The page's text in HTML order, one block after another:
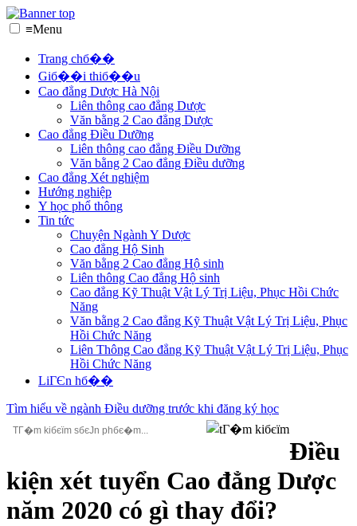
≡Menu
Trang chб��
Giб��i thiб��u
Cao đẳng Dược Hà Nội
Liên thông cao đẳng Dược
Văn bằng 2 Cao đẳng Dược
Cao đẳng Điều Dưỡng
Liên thông cao đẳng Điều Dưỡng
Văn bằng 2 Cao đẳng Điều dưỡng
Cao đẳng Xét nghiệm
Hướng nghiệp
Y học phổ thông
Tin tức
Chuyện Ngành Y Dược
Cao đẳng Hộ Sinh
Văn bằng 2 Cao đẳng Hộ sinh
Liên thông Cao đẳng Hộ sinh
Cao đẳng Kỹ Thuật Vật Lý Trị Liệu, Phục Hồi Chức
Năng
Văn bằng 2 Cao đẳng Kỹ Thuật Vật Lý Trị Liệu, Phục
Hồi Chức Năng
Liên Thông Cao đẳng Kỹ Thuật Vật Lý Trị Liệu, Phục
Hồi Chức Năng
LiГЄn hб��
Tìm hiểu về ngành Điều dưỡng trước khi đăng ký học
Điều
kiện xét tuyển Cao đẳng Dược
năm 2020 có gì thay đổi?